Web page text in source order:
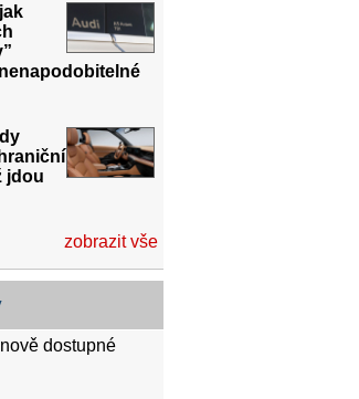
jdou
zobrazit vše
dostupné